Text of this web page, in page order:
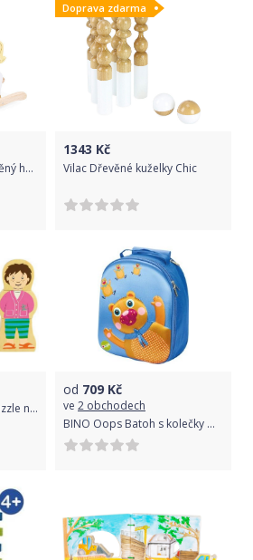
Le Toy Van Petilou Dřevěný houpací jednorožec
Doprava zdarma
1343 Kč
Vilac Dřevěné kuželky Chic
Bigjigs Toys Dřevěné puzzle národnosti
od 709 Kč
ve 2 obchodech
BINO Oops Batoh s kolečky medvěd